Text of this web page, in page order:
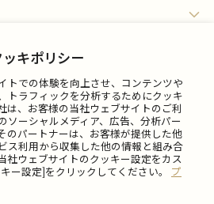
ッキポリシー
トでの体験を向上させ、コンテンツや
トラフィックを分析するためにクッキ
は、お客様の当社ウェブサイトのご利
ソーシャルメディア、広告、分析パー
のパートナーは、お客様が提供した他
ス利用から収集した他の情報と組み合
社ウェブサイトのクッキー設定をカス
ー設定]をクリックしてください。 プ